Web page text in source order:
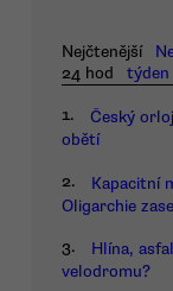
Nejčtenější
24 hod
týden
1.
Český
obětí
2.
Kapacitní
Oligarchie
3.
Hlína,
velodromu?